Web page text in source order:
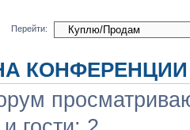
Перейти:
КОНФЕРЕНЦИИ